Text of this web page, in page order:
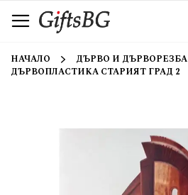
към
съдържанието
НАЧАЛО
ДЪРВО И ДЪРВОРЕЗБА
ДЪРВОПЛАСТИКА СТАРИЯТ ГРАД 2